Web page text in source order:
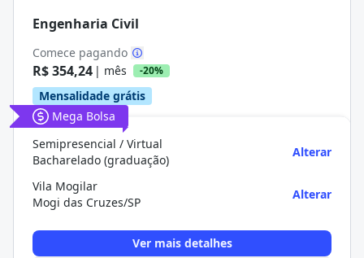
Engenharia Civil
Comece pagando
R$ 354,24 | mês -20%
Mensalidade grátis
Mega Bolsa
Semipresencial / Virtual
Bacharelado (graduação)
Alterar
Vila Mogilar
Mogi das Cruzes/SP
Alterar
Ver mais detalhes